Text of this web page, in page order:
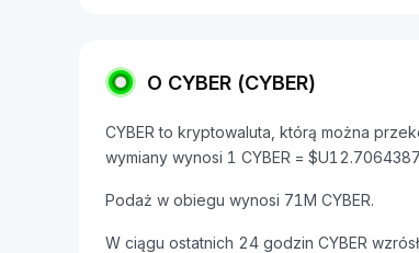
O CYBER (CYBER)
CYBER to kryptowaluta, którą można
wymiany wynosi 1 CYBER =
Podaż w obiegu wynosi 71M CYBER.
W ciągu ostatnich 24 godzin CYBER